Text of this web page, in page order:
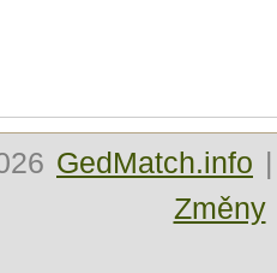
GedMatch.info
Změny